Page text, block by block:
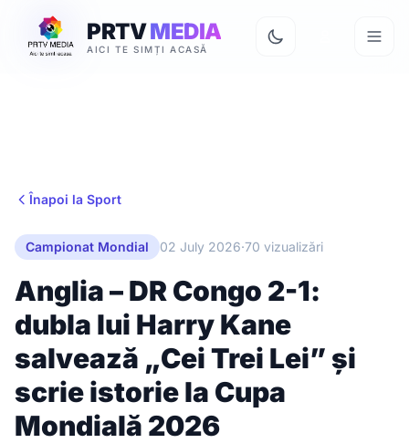
PRTVMEDIA
AICI TE SIMȚI ACASĂ
Înapoi la Sport
Campionat Mondial 02 July 2026·70 vizualizări
Anglia – DR Congo 2-1:
dubla lui Harry Kane
salvează „Cei Trei Lei” și
scrie istorie la Cupa
Mondială 2026